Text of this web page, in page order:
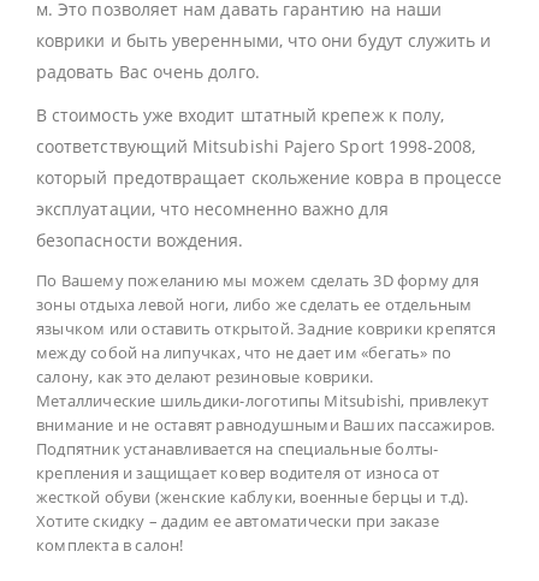
м. Это позволяет нам давать гарантию на наши
коврики и быть уверенными, что они будут служить и
радовать Вас очень долго.
В стоимость уже входит штатный крепеж к полу,
соответствующий Mitsubishi Pajero Sport 1998-2008,
который предотвращает скольжение ковра в процессе
эксплуатации, что несомненно важно для
безопасности вождения.
По Вашему пожеланию мы можем сделать 3D форму для
зоны отдыха левой ноги, либо же сделать ее отдельным
язычком или оставить открытой. Задние коврики крепятся
между собой на липучках, что не дает им «бегать» по
салону, как это делают резиновые коврики.
Металлические шильдики-логотипы Mitsubishi, привлекут
внимание и не оставят равнодушными Ваших пассажиров.
Подпятник устанавливается на специальные болты-
крепления и защищает ковер водителя от износа от
жесткой обуви (женские каблуки, военные берцы и т.д).
Хотите скидку – дадим ее автоматически при заказе
комплекта в салон!